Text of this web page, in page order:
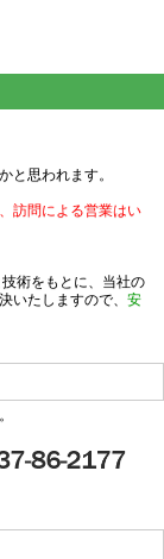
と思われます。
訪問による営業はい
術をもとに、当社の
いたしますので、 安